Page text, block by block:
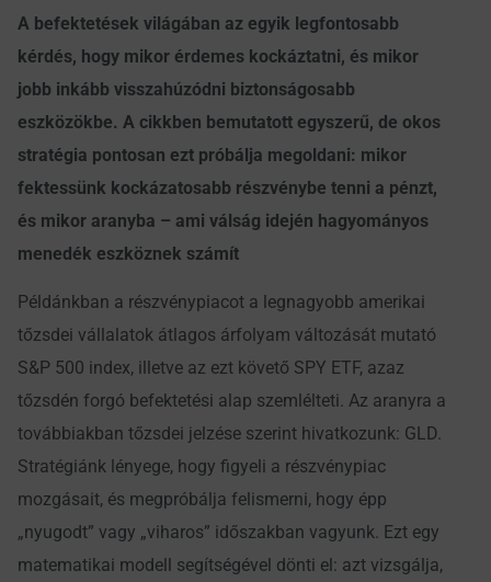
A befektetések világában az egyik legfontosabb
kérdés, hogy mikor érdemes kockáztatni, és mikor
jobb inkább visszahúzódni biztonságosabb
eszközökbe. A cikkben bemutatott egyszerű, de okos
stratégia pontosan ezt próbálja megoldani: mikor
fektessünk kockázatosabb részvénybe tenni a pénzt,
és mikor aranyba – ami válság idején hagyományos
menedék eszköznek számít
Példánkban a részvénypiacot a legnagyobb amerikai
tőzsdei vállalatok átlagos árfolyam változását mutató
S&P 500 index, illetve az ezt követő SPY ETF, azaz
tőzsdén forgó befektetési alap szemlélteti. Az aranyra a
továbbiakban tőzsdei jelzése szerint hivatkozunk: GLD.
Stratégiánk lényege, hogy figyeli a részvénypiac
mozgásait, és megpróbálja felismerni, hogy épp
„nyugodt” vagy „viharos” időszakban vagyunk. Ezt egy
matematikai modell segítségével dönti el: azt vizsgálja,